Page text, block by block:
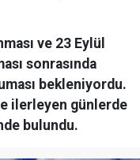
ve 23 Eylül
sonrasında
bekleniyordu.
ilerleyen günlerde
bulundu.